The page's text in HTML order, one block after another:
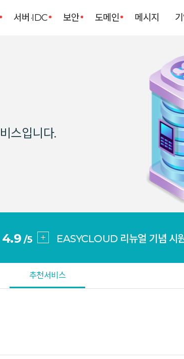
서버·IDC 보안 도메인 메시지
스입니다.
4.9 /5
세상 어디에도
가격은 그대로, 혜택은 한
신
가격은 그대로, 혜택은 한
추천서비스